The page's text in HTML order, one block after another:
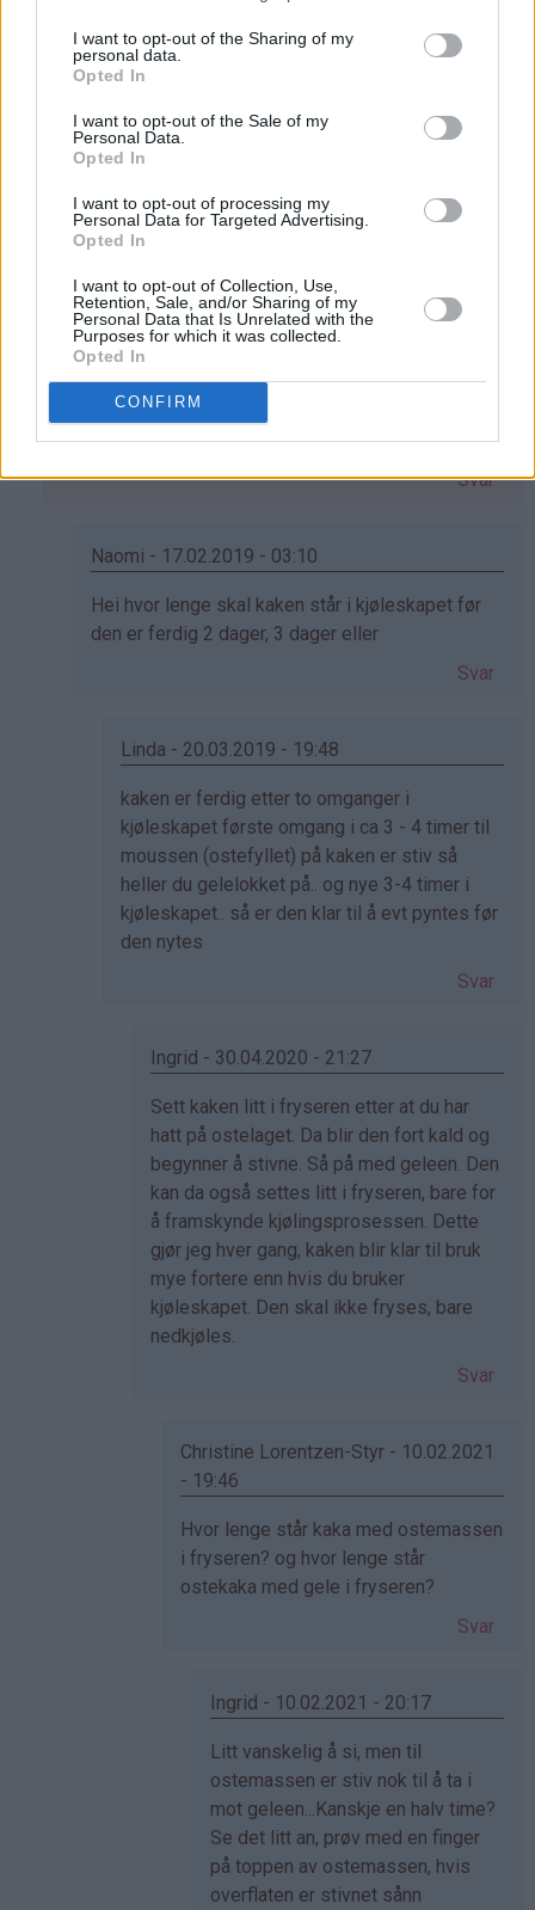
I want to opt-out of the Sharing of my
personal data.
Opted In
I want to opt-out of the Sale of my
Personal Data.
Opted In
I want to opt-out of processing my
Personal Data for Targeted Advertising.
Opted In
I want to opt-out of Collection, Use,
Retention, Sale, and/or Sharing of my
Personal Data that Is Unrelated with the
Purposes for which it was collected.
Opted In
CONFIRM
247 kommentarer
Aslaug - 24.01.2014 - 13:05
Kor lenge kan den stå i kjøleskap før den tapar seg?
Svar
Kristine - Det søte liv - 24.01.2014 - 19:23
Som
svar
på
Aslaug
Et par dager så sant at du kjøper ingredienser med
lang nok holdbarhet, Aslaug. Den holder seg god
lenger også, men da synes jeg kantene begynner å
bli litt tørre og seige, noe som gjør at kaken ikke er
helt optimal.
Svar
Naomi - 17.02.2019 - 03:10
Som
svar
Hei hvor lenge skal kaken står i kjøleskapet før
den er ferdig 2 dager, 3 dager eller
Svar
Linda - 20.03.2019 - 19:48
Som
svar
på
av
Naomi
(ikke
kaken er ferdig etter to omganger i
kjøleskapet første omgang i ca 3 - 4 timer til
moussen (ostefyllet) på kaken er stiv så
heller du gelelokket på.. og nye 3-4 timer i
kjøleskapet.. så er den klar til å evt pyntes før
den nytes
Svar
Ingrid - 30.04.2020 - 21:27
Som
svar
på
av
Linda
(ikke
bekreftet)
Sett kaken litt i fryseren etter at du har
hatt på ostelaget. Da blir den fort kald og
begynner å stivne. Så på med geleen. Den
kan da også settes litt i fryseren, bare for
å framskynde kjølingsprosessen. Dette
gjør jeg hver gang, kaken blir klar til bruk
mye fortere enn hvis du bruker
kjøleskapet. Den skal ikke fryses, bare
nedkjøles.
Svar
Christine Lorentzen-Styr - 10.02.2021
- 19:46
Som
svar
på
bekreftet)
Hvor lenge står kaka med ostemassen
i fryseren? og hvor lenge står
ostekaka med gele i fryseren?
Svar
Ingrid - 10.02.2021 - 20:17
Som
svar
på
av
Christine
Lore…
Litt vanskelig å si, men til
ostemassen er stiv nok til å ta i
mot geleen...Kanskje en halv time?
Se det litt an, prøv med en finger
på toppen av ostemassen, hvis
overflaten er stivnet sånn